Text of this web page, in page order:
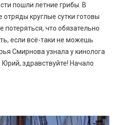
пошли летние грибы. В
отряды круглые сутки готовы
что обязательно
если всё-таки не можешь
Смирнова узнала у кинолога
здравствуйте! Начало